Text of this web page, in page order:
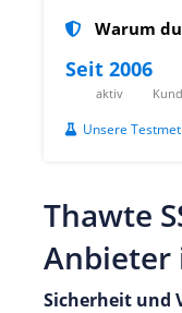
Warum
Seit 2006
aktiv
Unsere
Thawte
Anbieter
Sicherheit und